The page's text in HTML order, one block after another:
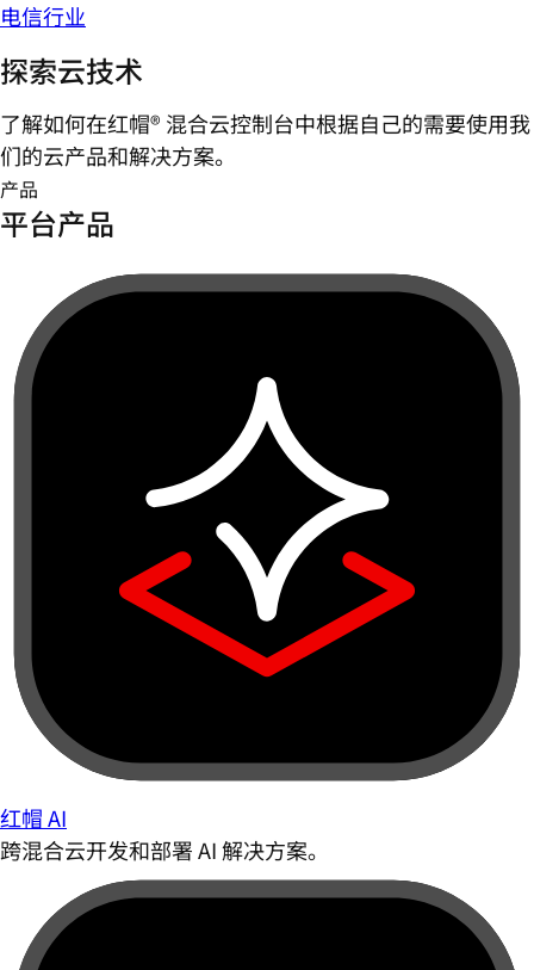
电信行业
探索云技术
了解如何在红帽® 混合云控制台中根据自己的需要使用我
们的云产品和解决方案。
产品
平台产品
红帽 AI
跨混合云开发和部署 AI 解决方案。